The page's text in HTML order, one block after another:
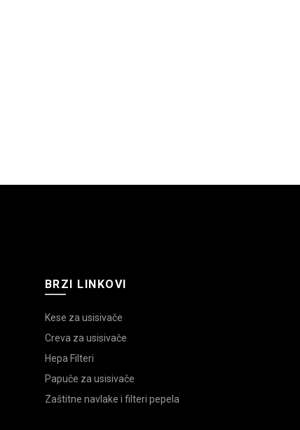
BRZI LINKOVI
Kese za usisivače
Creva za usisivače
Hepa Filteri
Papuče za usisivače
Zaštitne navlake i filteri pepela